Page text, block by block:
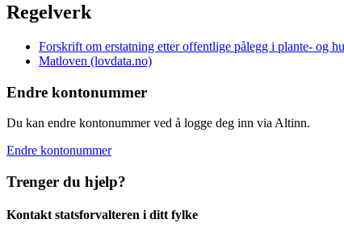
Regelverk
Forskrift om erstatning etter offentlige pålegg i plante- og
Matloven (lovdata.no)
Endre kontonummer
Du kan endre kontonummer ved å logge deg inn via Altinn.
Endre kontonummer
Trenger du hjelp?
Kontakt statsforvalteren i ditt fylke